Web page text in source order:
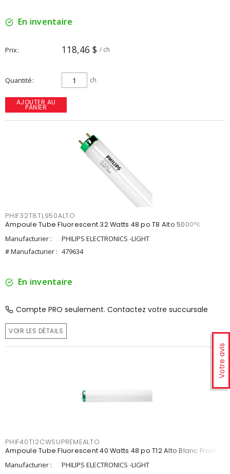
Votre avis
En inventaire
Prix 118,46 $ / ch
Quantité ch
AJOUTER AU
PANIER
PHIF32T8TL950ALTO
Ampoule Tube Fluorescent 32 Watts 48 po T8 Alto 5000°K
Manufacturier :
PHILIPS ELECTRONICS -LIGHT
# Manufacturier : 479634
En inventaire
Compte PRO seulement. Contactez votre succursale
VOIR LES DÉTAILS
PHIF40T12CWSUPREMEALTO
Ampoule Tube Fluorescent 40 Watts 48 po T12 Alto Blanc Froid
Manufacturier :
PHILIPS ELECTRONICS -LIGHT